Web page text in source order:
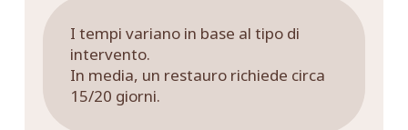
I tempi variano in base al tipo di
intervento.
In media, un restauro richiede circa
15/20 giorni.